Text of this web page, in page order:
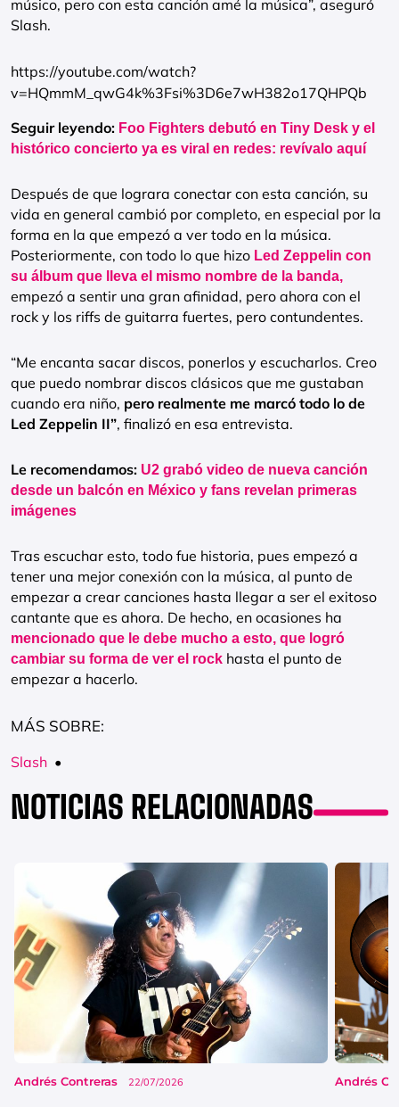
músico, pero con esta canción amé la música”, aseguró
Slash.
https://youtube.com/watch?
v=HQmmM_qwG4k%3Fsi%3D6e7wH382o17QHPQb
Seguir leyendo: Foo Fighters debutó en Tiny Desk y el
histórico concierto ya es viral en redes: revívalo aquí
Después de que lograra conectar con esta canción, su
vida en general cambió por completo, en especial por la
forma en la que empezó a ver todo en la música.
Posteriormente, con todo lo que hizo Led Zeppelin con
su álbum que lleva el mismo nombre de la banda,
empezó a sentir una gran afinidad, pero ahora con el
rock y los riffs de guitarra fuertes, pero contundentes.
“Me encanta sacar discos, ponerlos y escucharlos. Creo
que puedo nombrar discos clásicos que me gustaban
cuando era niño, pero realmente me marcó todo lo de
Led Zeppelin II”, finalizó en esa entrevista.
Le recomendamos: U2 grabó video de nueva canción
desde un balcón en México y fans revelan primeras
imágenes
Tras escuchar esto, todo fue historia, pues empezó a
tener una mejor conexión con la música, al punto de
empezar a crear canciones hasta llegar a ser el exitoso
cantante que es ahora. De hecho, en ocasiones ha
mencionado que le debe mucho a esto, que logró
cambiar su forma de ver el rock hasta el punto de
empezar a hacerlo.
MÁS SOBRE:
Slash •
NOTICIAS RELACIONADAS
Andrés Contreras 22/07/2026 Andrés